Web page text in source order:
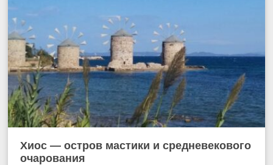
Хиос — остров мастики и средневекового
очарования